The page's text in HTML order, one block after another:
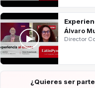
Álvaro
Director
¿Quieres ser